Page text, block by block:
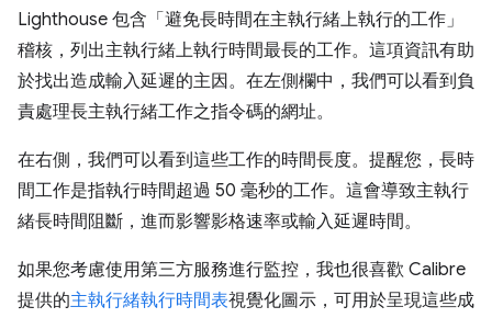
Lighthouse 包含「避免長時間在主執行緒上執行的工作」
稽核，列出主執行緒上執行時間最長的工作。這項資訊有助
於找出造成輸入延遲的主因。在左側欄中，我們可以看到負
責處理長主執行緒工作之指令碼的網址。
在右側，我們可以看到這些工作的時間長度。提醒您，長時
間工作是指執行時間超過 50 毫秒的工作。這會導致主執行
緒長時間阻斷，進而影響影格速率或輸入延遲時間。
如果您考慮使用第三方服務進行監控，我也很喜歡 Calibre
提供的主執行緒執行時間表視覺化圖示，可用於呈現這些成